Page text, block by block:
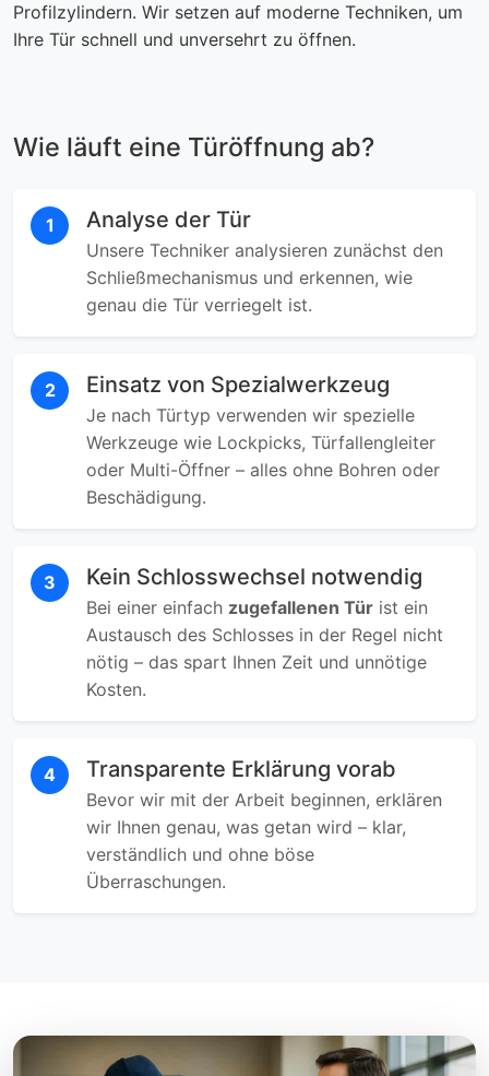
Profilzylindern. Wir setzen auf moderne Techniken, um
Ihre Tür schnell und unversehrt zu öffnen.
Wie läuft eine Türöffnung ab?
1 Analyse der Tür
Unsere Techniker analysieren zunächst den
Schließmechanismus und erkennen, wie
genau die Tür verriegelt ist.
2 Einsatz von Spezialwerkzeug
Je nach Türtyp verwenden wir spezielle
Werkzeuge wie Lockpicks, Türfallengleiter
oder Multi-Öffner – alles ohne Bohren oder
Beschädigung.
3 Kein Schlosswechsel notwendig
Bei einer einfach zugefallenen Tür ist ein
Austausch des Schlosses in der Regel nicht
nötig – das spart Ihnen Zeit und unnötige
Kosten.
4 Transparente Erklärung vorab
Bevor wir mit der Arbeit beginnen, erklären
wir Ihnen genau, was getan wird – klar,
verständlich und ohne böse
Überraschungen.